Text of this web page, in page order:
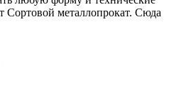
Сортовой металлопрокат. Сюда